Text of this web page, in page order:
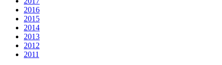
2016
2015
2014
2013
2012
2011